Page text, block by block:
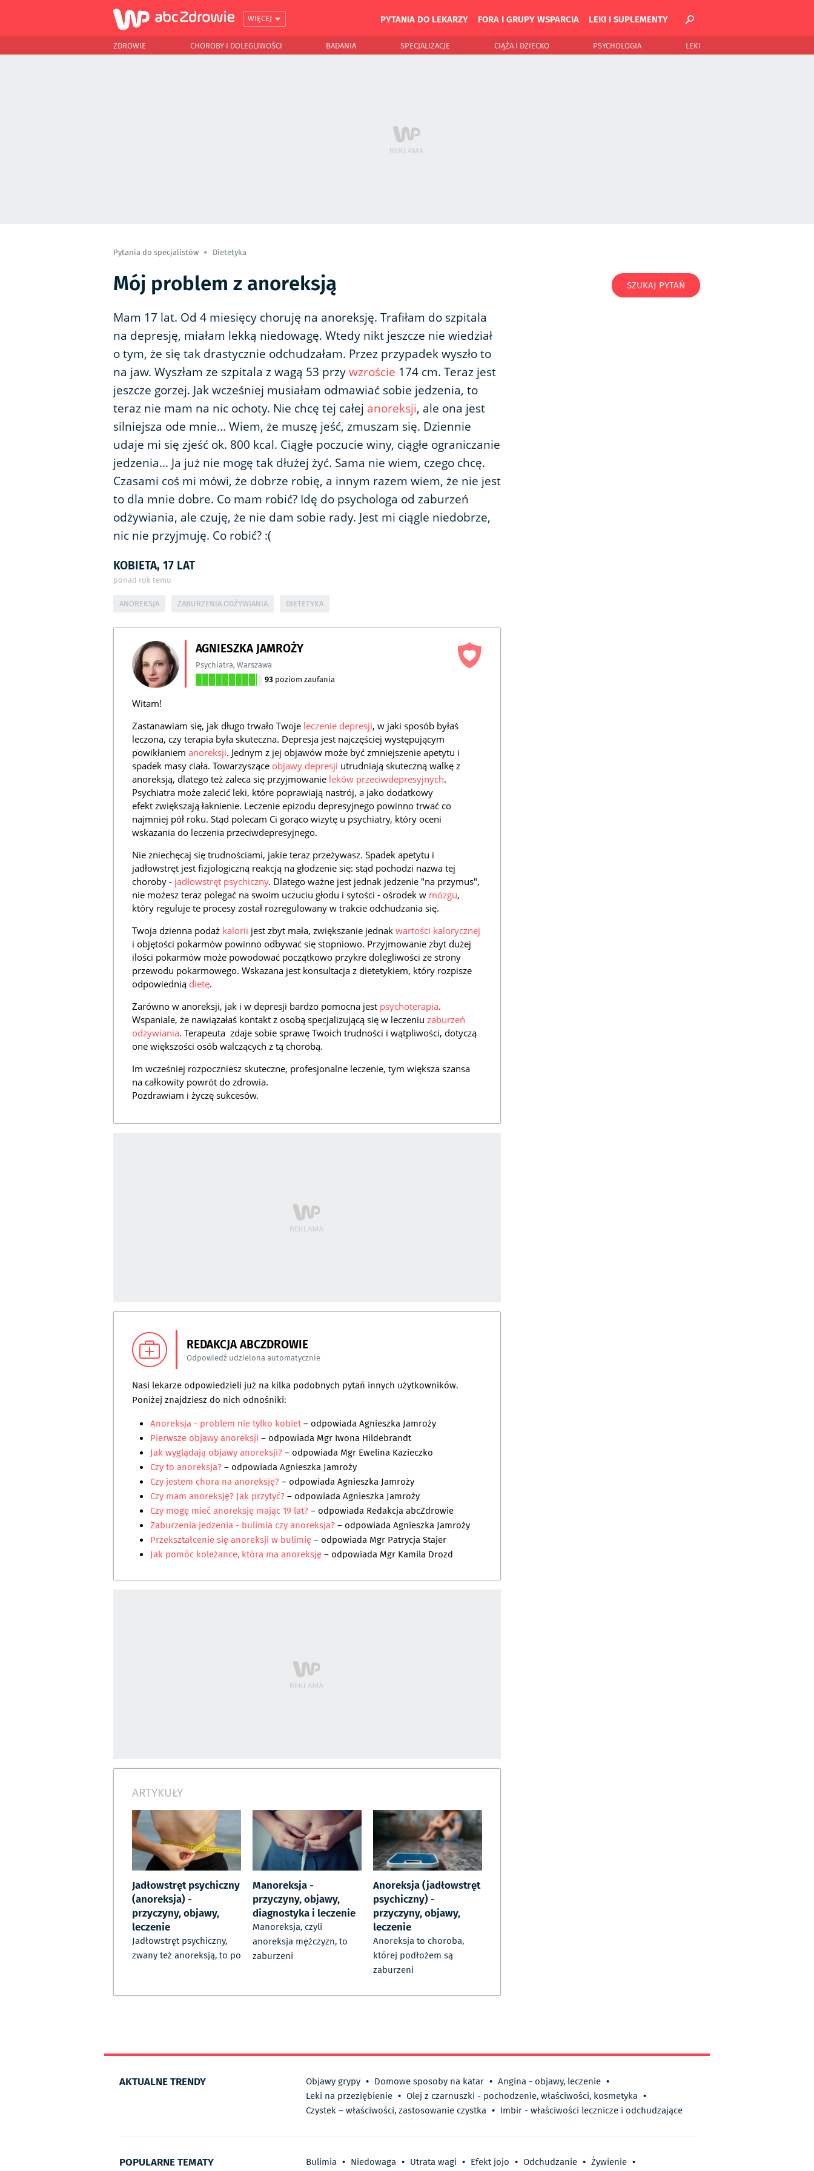
WIĘCEJ PYTANIA DO LEKARZY FORA I GRUPY WSPARCIA LEKI I SUPLEMENTY
ZDROWIE CHOROBY I DOLEGLIWOŚCI BADANIA SPECJALIZACJE CIĄŻA I DZIECKO PSYCHOLOGIA LEKI
Pytania do specjalistów Dietetyka
Mój problem z anoreksją
Mam 17 lat. Od 4 miesięcy choruję na anoreksję. Trafiłam do szpitala
na depresję, miałam lekką niedowagę. Wtedy nikt jeszcze nie wiedział
o tym, że się tak drastycznie odchudzałam. Przez przypadek wyszło to
na jaw. Wyszłam ze szpitala z wagą 53 przywzroście 174 cm. Teraz jest
jeszcze gorzej. Jak wcześniej musiałam odmawiać sobie jedzenia, to
teraz nie mam na nic ochoty. Nie chcę tej całej anoreksji, ale ona jest
silniejsza ode mnie... Wiem, że muszę jeść, zmuszam się. Dziennie
udaje mi się zjeść ok. 800 kcal. Ciągłe poczucie winy, ciągłe ograniczanie
jedzenia... Ja już nie mogę tak dłużej żyć. Sama nie wiem, czego chcę.
Czasami coś mi mówi, że dobrze robię, a innym razem wiem, że nie jest
to dla mnie dobre. Co mam robić? Idę do psychologa od zaburzeń
odżywiania, ale czuję, że nie dam sobie rady. Jest mi ciągle niedobrze,
nic nie przyjmuję. Co robić? :(
KOBIETA, 17 LAT
ponad rok temu
ANOREKSJA ZABURZENIA ODŻYWIANIA DIETETYKA
AGNIESZKA JAMROŻY
Psychiatra,Warszawa
93 poziom zaufania
Witam!
Zastanawiam się, jak długo trwało Twoje leczenie depresji, w jaki sposób byłaś
leczona, czy terapia była skuteczna. Depresja jest najczęściej występującym
powikłaniem anoreksji. Jednym z jej objawów może być zmniejszenie apetytu i
spadek masy ciała. Towarzyszące objawy depresji utrudniają skuteczną walkę z
anoreksją, dlatego też zaleca się przyjmowanie leków przeciwdepresyjnych.
Psychiatra może zalecić leki, które poprawiają nastrój, a jako dodatkowy
efekt zwiększają łaknienie. Leczenie epizodu depresyjnego powinno trwać co
najmniej pół roku. Stąd polecam Ci gorąco wizytę u psychiatry, który oceni
wskazania do leczenia przeciwdepresyjnego.
Nie zniechęcaj się trudnościami, jakie teraz przeżywasz. Spadek apetytu i
jadłowstręt jest fizjologiczną reakcją na głodzenie się: stąd pochodzi nazwa tej
choroby - jadłowstręt psychiczny. Dlatego ważne jest jednak jedzenie "na przymus",
nie możesz teraz polegać na swoim uczuciu głodu i sytości - ośrodek w mózgu,
który reguluje te procesy został rozregulowany w trakcie odchudzania się.
Twoja dzienna podaż kalorii jest zbyt mała, zwiększanie jednak wartości kalorycznej
i objętości pokarmów powinno odbywać się stopniowo. Przyjmowanie zbyt dużej
ilości pokarmów może powodować początkowo przykre dolegliwości ze strony
przewodu pokarmowego. Wskazana jest konsultacja z dietetykiem, który rozpisze
odpowiednią dietę.
Zarówno w anoreksji, jak i w depresji bardzo pomocna jest psychoterapia.
Wspaniale, że nawiązałaś kontakt z osobą specjalizującą się w leczeniu zaburzeń
odżywiania. Terapeuta zdaje sobie sprawę Twoich trudności i wątpliwości, dotyczą
one większości osób walczących z tą chorobą.
Im wcześniej rozpoczniesz skuteczne, profesjonalne leczenie, tym większa szansa
na całkowity powrót do zdrowia.
Pozdrawiam i życzę sukcesów.
REDAKCJA ABCZDROWIE
Odpowiedź udzielona automatycznie
Nasi lekarze odpowiedzieli już na kilka podobnych pytań innych użytkowników.
Poniżej znajdziesz do nich odnośniki:
Anoreksja - problem nie tylko kobiet– odpowiadaAgnieszka Jamroży
Pierwsze objawy anoreksji – odpowiada Mgr Iwona Hildebrandt
Jak wyglądają objawy anoreksji?– odpowiada Mgr Ewelina Kazieczko
Czy to anoreksja?– odpowiadaAgnieszka Jamroży
Czy jestem chora na anoreksję?– odpowiadaAgnieszka Jamroży
Czy mam anoreksję? Jak przytyć?– odpowiadaAgnieszka Jamroży
Czy mogę mieć anoreksję mając 19 lat?– odpowiada Redakcja abcZdrowie
Zaburzenia jedzenia - bulimia czy anoreksja?– odpowiadaAgnieszka Jamroży
Przekształcenie się anoreksji w bulimię– odpowiada Mgr Patrycja Stajer
Jak pomóc koleżance, która ma anoreksję– odpowiada Mgr Kamila Drozd
ARTYKUŁY
Jadłowstręt psychiczny
(anoreksja) -
przyczyny, objawy,
leczenie
Jadłowstręt psychiczny,
zwany też anoreksją, to po
Manoreksja -
przyczyny, objawy,
diagnostyka i leczenie
Manoreksja, czyli
anoreksja mężczyzn, to
zaburzeni
Anoreksja (jadłowstręt
psychiczny) -
przyczyny, objawy,
leczenie
Anoreksja to choroba,
której podłożem są
zaburzeni
SZUKAJ PYTAŃ
AKTUALNE TRENDY Objawy grypy • Domowe sposoby na katar • Angina - objawy, leczenie •
Leki na przeziębienie • Olej z czarnuszki - pochodzenie, właściwości, kosmetyka •
Czystek – właściwości, zastosowanie czystka • Imbir - właściwości lecznicze i odchudzające
POPULARNE TEMATY Bulimia • Niedowaga • Utrata wagi • Efekt jojo • Odchudzanie • Żywienie •